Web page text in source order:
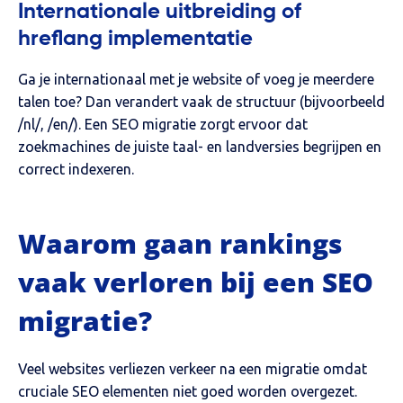
Internationale uitbreiding of
hreflang implementatie
Ga je internationaal met je website of voeg je meerdere
talen toe? Dan verandert vaak de structuur (bijvoorbeeld
/nl/, /en/). Een SEO migratie zorgt ervoor dat
zoekmachines de juiste taal- en landversies begrijpen en
correct indexeren.
Waarom gaan rankings
vaak verloren bij een SEO
migratie?
Veel websites verliezen verkeer na een migratie omdat
cruciale SEO elementen niet goed worden overgezet.